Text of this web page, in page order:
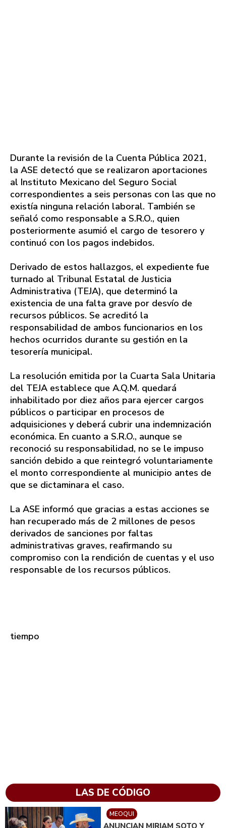
Durante la revisión de la Cuenta Pública 2021,
la ASE detectó que se realizaron aportaciones
al Instituto Mexicano del Seguro Social
correspondientes a seis personas con las que no
existía ninguna relación laboral. También se
señaló como responsable a S.R.O., quien
posteriormente asumió el cargo de tesorero y
continuó con los pagos indebidos.
Derivado de estos hallazgos, el expediente fue
turnado al Tribunal Estatal de Justicia
Administrativa (TEJA), que determinó la
existencia de una falta grave por desvío de
recursos públicos. Se acreditó la
responsabilidad de ambos funcionarios en los
hechos ocurridos durante su gestión en la
tesorería municipal.
La resolución emitida por la Cuarta Sala Unitaria
del TEJA establece que A.Q.M. quedará
inhabilitado por diez años para ejercer cargos
públicos o participar en procesos de
adquisiciones y deberá cubrir una indemnización
económica. En cuanto a S.R.O., aunque se
reconoció su responsabilidad, no se le impuso
sanción debido a que reintegró voluntariamente
el monto correspondiente al municipio antes de
que se dictaminara el caso.
La ASE informó que gracias a estas acciones se
han recuperado más de 2 millones de pesos
derivados de sanciones por faltas
administrativas graves, reafirmando su
compromiso con la rendición de cuentas y el uso
responsable de los recursos públicos.
tiempo
LAS DE CÓDIGO
MEOQUI